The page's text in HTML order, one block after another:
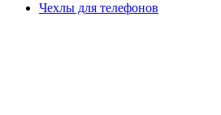
Чехлы для телефонов